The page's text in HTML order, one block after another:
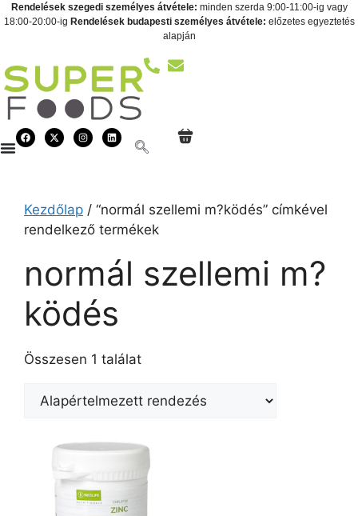
Rendelések szegedi személyes átvétele: minden szerda 9:00-11:00-ig vagy
18:00-20:00-ig Rendelések budapesti személyes átvétele: előzetes egyeztetés
alapján
Kezdőlap / “normál szellemi m?ködés” címkével
rendelkező termékek
normál szellemi m?
ködés
Összesen 1 találat